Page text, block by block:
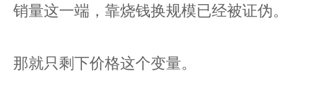
销量这一端，靠烧钱换规模已经被证伪。
那就只剩下价格这个变量。